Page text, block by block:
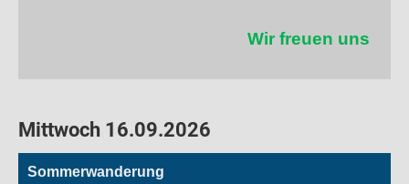
Wir freuen uns auf
Mittwoch 16.09.2026
Sommerwanderung